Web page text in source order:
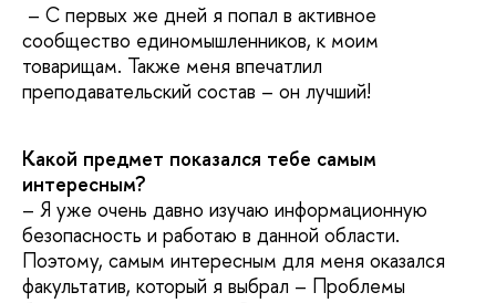
– С первых же дней я попал в активное
сообщество единомышленников, к моим
товарищам. Также меня впечатлил
преподавательский состав – он лучший!
Какой предмет показался тебе самым
интересным?
– Я уже очень давно изучаю информационную
безопасность и работаю в данной области.
Поэтому, самым интересным для меня оказался
факультатив, который я выбрал – Проблемы